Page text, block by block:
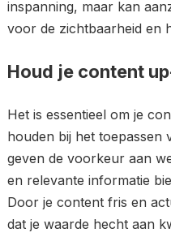
inspanning, maar kan
voor de zichtbaarheid en
Houd je content
Het is essentieel om je
houden bij het toepassen
geven de voorkeur aan
en relevante informatie
Door je content fris en
dat je waarde hecht aan